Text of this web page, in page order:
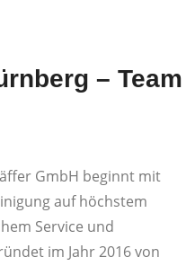
– Team
GmbH beginnt mit
auf höchstem
Service und
im Jahr 2016 von